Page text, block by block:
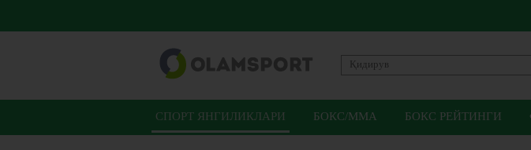
СПОРТ ЯНГИЛИКЛАРИ БОКС/ММА БОКС РЕЙТИНГИ